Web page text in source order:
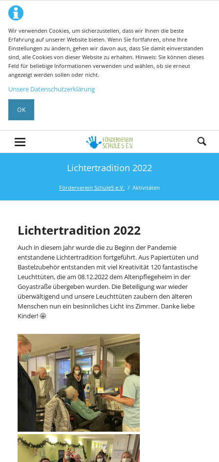
Wir verwenden Cookies, um sicherzustellen, dass wir Ihnen die beste
Erfahrung auf unserer Website bieten. Wenn Sie fortfahren, ohne Ihre
Einstellungen zu ändern, gehen wir davon aus, dass Sie damit einverstanden
sind, alle Cookies von dieser Website zu erhalten. Hinweis: Sie können dieses
Feld für beliebige Informationen verwenden und wählen, ob sie erneut
angezeigt werden sollen oder nicht.
Unsere Datenschutzerklärung
OK
Lichtertradition 2022
Förderverein Schule5 e.V. Aktivitäten
Lichtertradition 2022
Auch in diesem Jahr wurde die zu Beginn der Pandemie
entstandene Lichtertradition fortgeführt. Aus Papiertüten und
Bastelzubehör entstanden mit viel Kreativität 120 fantastische
Leuchttüten, die am 08.12.2022 dem Altenpflegeheim in der
Goyastraße übergeben wurden. Die Beteiligung war wieder
überwältigend und unsere Leuchttüten zaubern den älteren
Menschen nun ein besinnliches Licht ins Zimmer. Danke liebe
Kinder! 🤩